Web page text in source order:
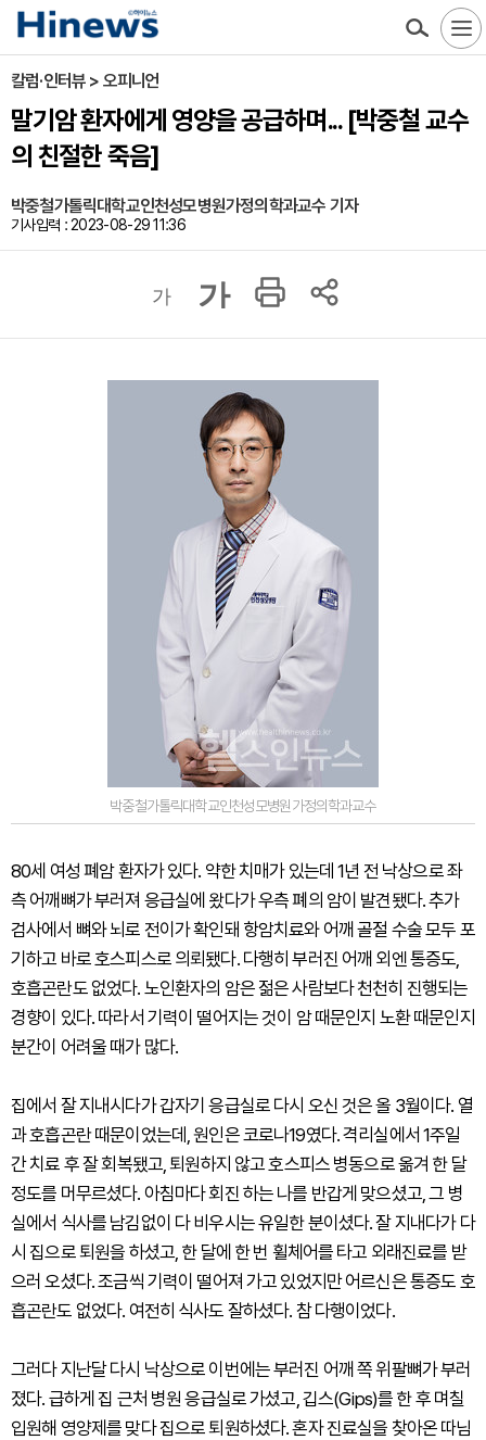
칼럼·인터뷰 > 오피니언
말기암 환자에게 영양을 공급하며... [박중철 교수
의 친절한 죽음]
박중철가톨릭대학교인천성모병원가정의학과교수 기자
기사입력 : 2023-08-29 11:36
가 가
박중철가톨릭대학교인천성모병원가정의학과교수
80세 여성 폐암 환자가 있다. 약한 치매가 있는데 1년 전 낙상으로 좌
측 어깨뼈가 부러져 응급실에 왔다가 우측 폐의 암이 발견됐다. 추가
검사에서 뼈와 뇌로 전이가 확인돼 항암치료와 어깨 골절 수술 모두 포
기하고 바로 호스피스로 의뢰됐다. 다행히 부러진 어깨 외엔 통증도,
호흡곤란도 없었다. 노인환자의 암은 젊은 사람보다 천천히 진행되는
경향이 있다. 따라서 기력이 떨어지는 것이 암 때문인지 노환 때문인지
분간이 어려울 때가 많다.
집에서 잘 지내시다가 갑자기 응급실로 다시 오신 것은 올 3월이다. 열
과 호흡곤란 때문이었는데, 원인은 코로나19였다. 격리실에서 1주일
간 치료 후 잘 회복됐고, 퇴원하지 않고 호스피스 병동으로 옮겨 한 달
정도를 머무르셨다. 아침마다 회진 하는 나를 반갑게 맞으셨고, 그 병
실에서 식사를 남김없이 다 비우시는 유일한 분이셨다. 잘 지내다가 다
시 집으로 퇴원을 하셨고, 한 달에 한 번 휠체어를 타고 외래진료를 받
으러 오셨다. 조금씩 기력이 떨어져 가고 있었지만 어르신은 통증도 호
흡곤란도 없었다. 여전히 식사도 잘하셨다. 참 다행이었다.
그러다 지난달 다시 낙상으로 이번에는 부러진 어깨 쪽 위팔뼈가 부러
졌다. 급하게 집 근처 병원 응급실로 가셨고, 깁스(Gips)를 한 후 며칠
입원해 영양제를 맞다 집으로 퇴원하셨다. 혼자 진료실을 찾아온 따님